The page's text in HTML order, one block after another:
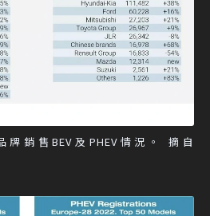
銷售BEV及PHEV情況。 摘自